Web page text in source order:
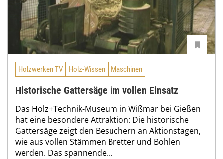
Holzwerken TV Holz-Wissen Maschinen
Historische Gattersäge im vollen Einsatz
Das Holz+Technik-Museum in Wißmar bei Gießen
hat eine besondere Attraktion: Die historische
Gattersäge zeigt den Besuchern an Aktionstagen,
wie aus vollen Stämmen Bretter und Bohlen
werden. Das spannende...